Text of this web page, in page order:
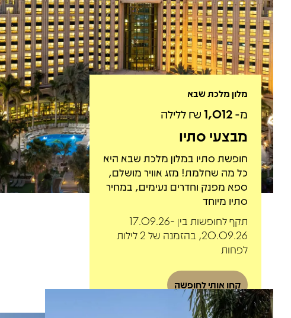
מלון מלכת שבא
מ-1,012₪ ללילה
מבצעי סתיו
חופשת סתיו במלון מלכת שבא היא
כל מה שחלמת! מזג אוויר מושלם,
ספא מפנק וחדרים נעימים, במחיר
סתיו מיוחד
תקף לחופשות בין 17.09.26-
20.09.26, בהזמנה של 2 לילות
לפחות
קחו אותי לחופשה